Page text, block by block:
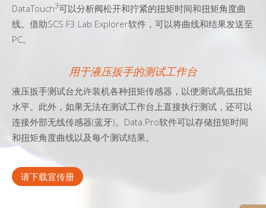
DataTouch3可以分析阀松开和拧紧的扭矩时间和扭矩角度曲
线。借助SCS F3 Lab Explorer软件，可以将曲线和结果发送至
PC。
用于液压扳手的测试工作台
液压扳手测试台允许装机各种扭矩传感器，以便测试高低扭矩
水平。此外，如果无法在测试工作台上直接执行测试，还可以
连接外部无线传感器(蓝牙)。Data.Pro软件可以存储扭矩时间
和扭矩角度曲线以及每个测试结果。
请下载宣传册